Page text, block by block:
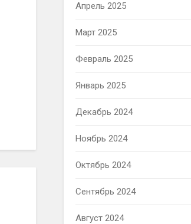
Апрель 2025
Март 2025
Февраль 2025
Январь 2025
Декабрь 2024
Ноябрь 2024
Октябрь 2024
Сентябрь 2024
Август 2024